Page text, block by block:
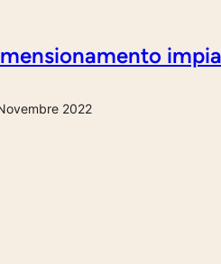
2022